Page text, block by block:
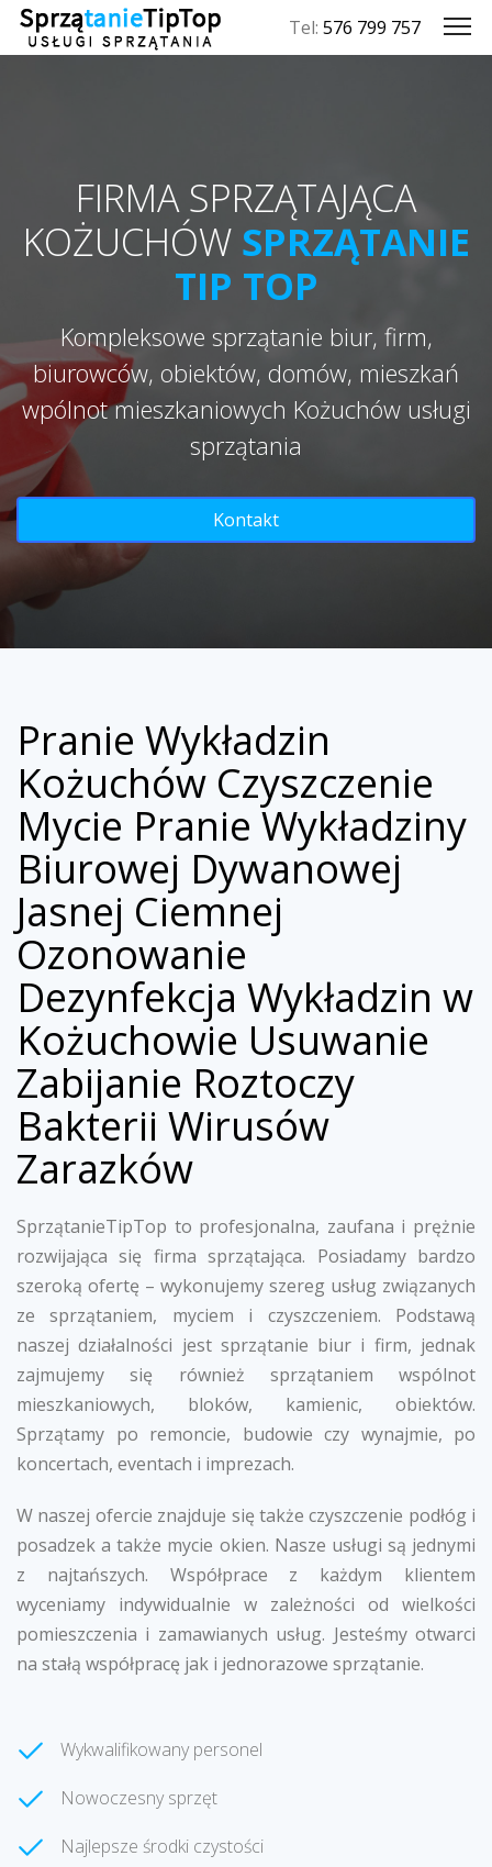
Tel: 576 799 757
FIRMA SPRZĄTAJĄCA
KOŻUCHÓW SPRZĄTANIE
TIP TOP
Kompleksowe sprzątanie biur, firm,
biurowców, obiektów, domów, mieszkań
wpólnot mieszkaniowych Kożuchów usługi
sprzątania
Kontakt
Pranie Wykładzin
Kożuchów Czyszczenie
Mycie Pranie Wykładziny
Biurowej Dywanowej
Jasnej Ciemnej
Ozonowanie
Dezynfekcja Wykładzin w
Kożuchowie Usuwanie
Zabijanie Roztoczy
Bakterii Wirusów
Zarazków
SprzątanieTipTop to profesjonalna, zaufana i prężnie
rozwijająca się firma sprzątająca. Posiadamy bardzo
szeroką ofertę – wykonujemy szereg usług związanych
ze sprzątaniem, myciem i czyszczeniem. Podstawą
naszej działalności jest sprzątanie biur i firm, jednak
zajmujemy się również sprzątaniem wspólnot
mieszkaniowych, bloków, kamienic, obiektów.
Sprzątamy po remoncie, budowie czy wynajmie, po
koncertach, eventach i imprezach.
W naszej ofercie znajduje się także czyszczenie podłóg i
posadzek a także mycie okien. Nasze usługi są jednymi
z najtańszych. Współprace z każdym klientem
wyceniamy indywidualnie w zależności od wielkości
pomieszczenia i zamawianych usług. Jesteśmy otwarci
na stałą współpracę jak i jednorazowe sprzątanie.
Wykwalifikowany personel
Nowoczesny sprzęt
Najlepsze środki czystości